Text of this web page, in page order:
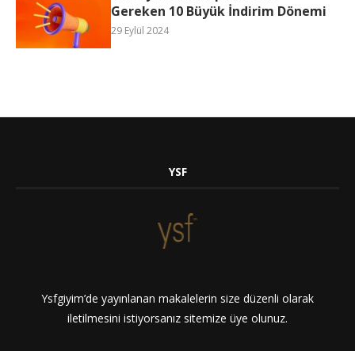
Gereken 10 Büyük İndirim Dönemi
29 Eylül 2024
YSF
Ysfgiyim’de yayınlanan makalelerin size düzenli olarak
iletilmesini istiyorsanız sitemize üye olunuz.